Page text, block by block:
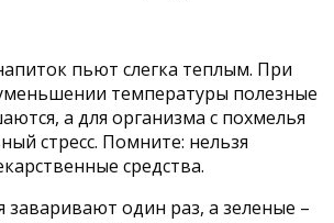
пьют слегка теплым. При
температуры полезные
а для организма с похмелья
стресс. Помните: нельзя
средства.
заваривают один раз, а зеленые –